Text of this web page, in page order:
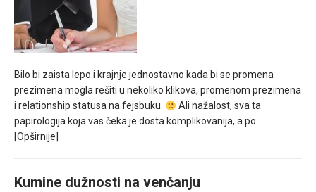
Bilo bi zaista lepo i krajnje jednostavno kada bi se promena
prezimena mogla rešiti u nekoliko klikova, promenom prezimena
i relationship statusa na fejsbuku.
Ali nažalost, sva ta
papirologija koja vas čeka je dosta komplikovanija, a po
[Opširnije]
Kumine dužnosti na venčanju